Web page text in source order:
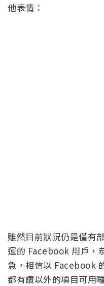
他表情：
雖然目前狀況仍是僅有
運的 Facebook 用戶，
急，相信以 Facebook
都有讚以外的項目可用